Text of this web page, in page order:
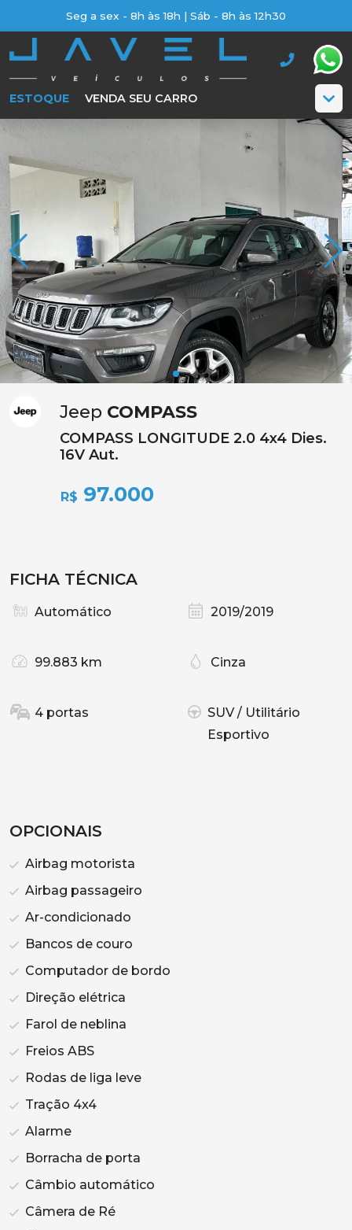
Seg a sex - 8h às 18h | Sáb - 8h às 12h30
ESTOQUE VENDA SEU CARRO
Jeep COMPASS
COMPASS LONGITUDE 2.0 4x4 Dies.
16V Aut.
R$ 97.000
FICHA TÉCNICA
Automático 2019/2019
99.883 km Cinza
4 portas
SUV / Utilitário
Esportivo
OPCIONAIS
Airbag motorista
Airbag passageiro
Ar-condicionado
Bancos de couro
Computador de bordo
Direção elétrica
Farol de neblina
Freios ABS
Rodas de liga leve
Tração 4x4
Alarme
Borracha de porta
Câmbio automático
Câmera de Ré